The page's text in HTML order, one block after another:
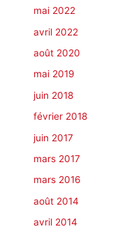
mai 2022
avril 2022
août 2020
mai 2019
juin 2018
février 2018
juin 2017
mars 2017
mars 2016
août 2014
avril 2014